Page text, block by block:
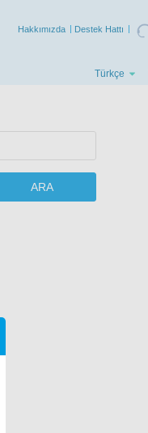
Hakkımızda Destek Hattı
Türkçe
ARA